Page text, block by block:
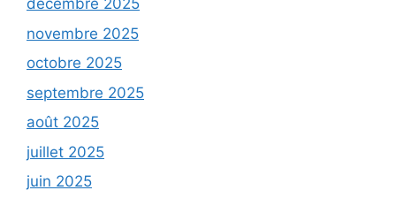
décembre 2025
novembre 2025
octobre 2025
septembre 2025
août 2025
juillet 2025
juin 2025